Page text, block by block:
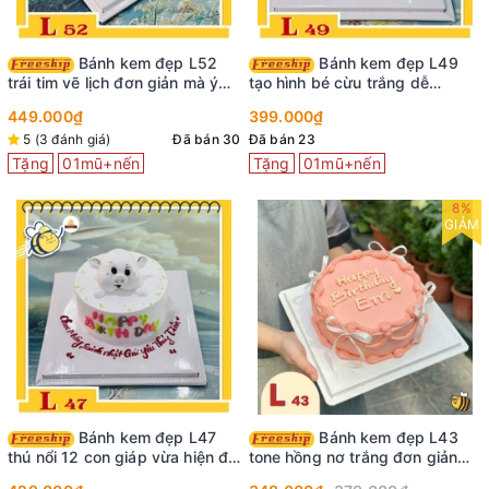
Bánh kem đẹp L52
trái tim vẽ lịch đơn giản mà ý
449.000₫
5 (3 đánh giá) Đã bán 30
Tặng 01mũ+nến
tạo hình bé cừu trắng dễ
399.000₫
Đã bán 23
Tặng 01mũ+nến
Bánh kem đẹp L47
thú nổi 12 con giáp vừa hiện đại
8%
GIẢM
tone hồng nơ trắng đơn giản